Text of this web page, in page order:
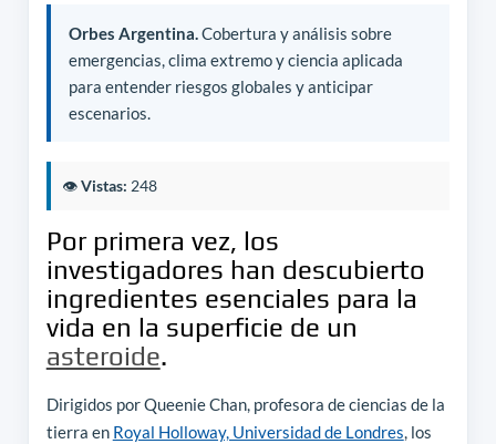
Orbes Argentina.Cobertura y análisis sobre
emergencias, clima extremo y ciencia aplicada
para entender riesgos globales y anticipar
escenarios.
👁️Vistas: 248
Por primera vez, los
investigadores han descubierto
ingredientes esenciales para la
vida en la superficie de un
asteroide.
Dirigidos por Queenie Chan, profesora de ciencias de la
tierra en Royal Holloway, Universidad de Londres, los